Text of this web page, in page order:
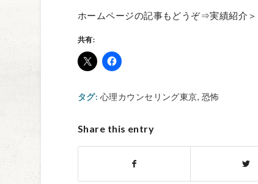
ホームページの記事もどうぞ⇒実績紹介＞
共有:
タグ: 心理カウンセリング東京, 恐怖
Share this entry